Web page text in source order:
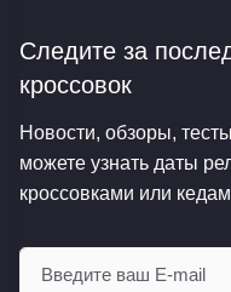
Следите за
кроссовок
Новости, обзоры,
можете узнать даты
кроссовками или